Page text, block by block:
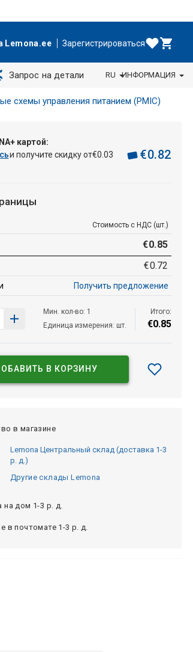
Lemona.ee Зарегистрироваться
Запрос на детали RU ИНФОРМАЦИЯ
схемы управления питанием (PMIC)
картой:
и получите скидку от€0 03
€0.82
Стоимость с НДС (шт.)
€0.85
€0.72
Получить предложение
Мин. кол-во: 1
Единица измерения: шт.
Итого:
€0.85
В КОРЗИНУ
в магазине
Lemona Центральный склад (доставка 1-3
р. д.)
Другие склады Lemona
на дом 1-3 р. д.
в почтомате 1-3 р. д.